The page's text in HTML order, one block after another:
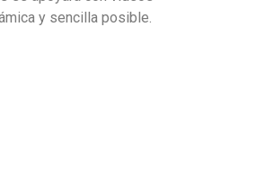
y sencilla posible.